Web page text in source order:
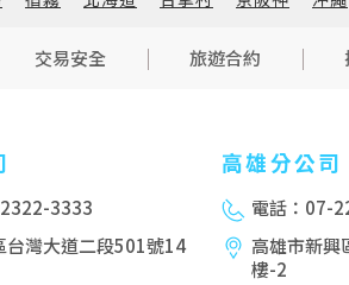
交易安全 旅遊合約
3333
台灣大道二段501號14
高雄分公司
電話：07-
高雄市新興
樓-2